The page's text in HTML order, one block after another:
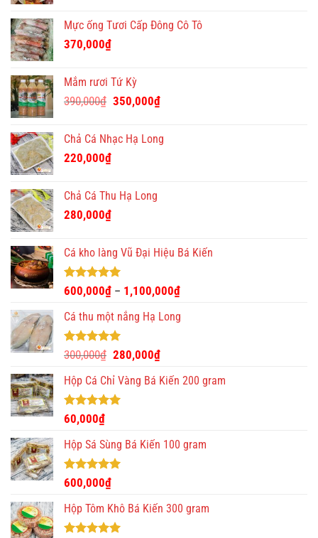
Mực ống Tươi Cấp Đông Cô Tô
370,000₫
Mắm rươi Tứ Kỳ
390,000₫ Giá
390,000₫.
350,000₫Giá
là:
Chả Cá Nhạc Hạ Long
220,000₫
Chả Cá Thu Hạ Long
280,000₫
Cá kho làng Vũ Đại Hiệu Bá Kiến
Được xếp
hạng
4.93
5 sao
600,000₫ – 1,100,000₫
Cá thu một nắng Hạ Long
Được xếp
hạng
5.00
5 sao
300,000₫ Giá
là:
300,000₫.
280,000₫Giá
tại
Hộp Cá Chỉ Vàng Bá Kiến 200 gram
Được xếp
hạng
5.00
5 sao
60,000₫
Hộp Sá Sùng Bá Kiến 100 gram
Được xếp
hạng
5.00
5 sao
600,000₫
Hộp Tôm Khô Bá Kiến 300 gram